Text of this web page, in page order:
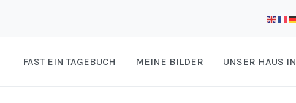
FAST EIN TAGEBUCH MEINE BILDER UNSER HAUS